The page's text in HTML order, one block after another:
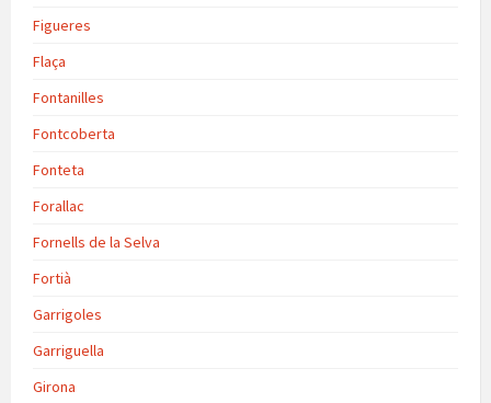
Figueres
Flaça
Fontanilles
Fontcoberta
Fonteta
Forallac
Fornells de la Selva
Fortià
Garrigoles
Garriguella
Girona